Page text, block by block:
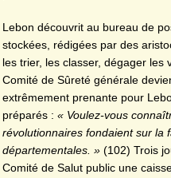
Lebon découvrit au bureau de
stockées, rédigées par des
les trier, les classer, dégager les
Comité de Sûreté générale
extrêmement prenante pour
préparés : « Voulez-vous
révolutionnaires fondaient sur la
départementales. » (102) Trois
Comité de Salut public une